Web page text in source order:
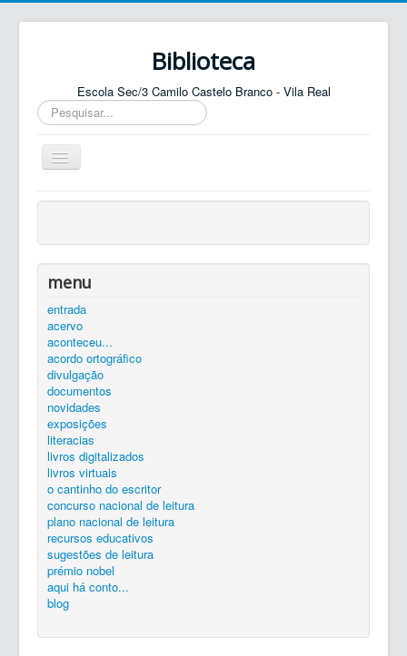
Biblioteca
Escola Sec/3 Camilo Castelo Branco - Vila Real
Pesquisar...
Ativar/Desativar
navegação
entrada
catálogo
equipa
elos
contactos
autenticar
silêncio...
ler é preciso...
exposições...
livroscatálogo
zona de trabalho
Entrada
menu
entrada
acervo
aconteceu...
acordo ortográfico
divulgação
documentos
novidades
exposições
literacias
livros digitalizados
livros virtuais
o cantinho do escritor
concurso nacional de leitura
plano nacional de leitura
recursos educativos
sugestões de leitura
prémio nobel
aqui há conto...
blog